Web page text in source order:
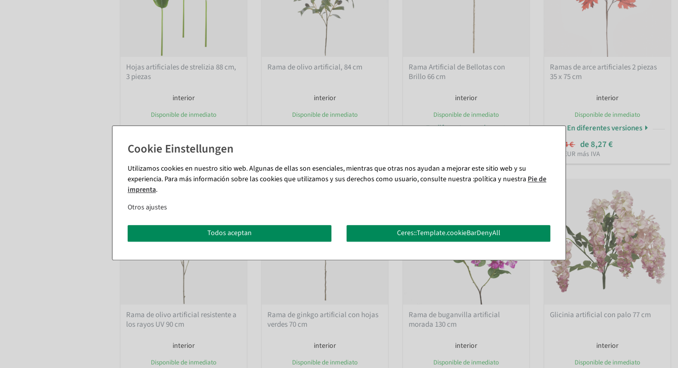
Hojas artificiales de strelizia 88 cm,
3 piezas
interior
Disponible de inmediato
9,46 €
7,95 EUR más IVA
Rama de olivo artificial, 84 cm
interior
Disponible de inmediato
Rama Artificial de Bellotas con
Brillo 66 cm
interior
Disponible de inmediato
En diferentes versiones
Ramas de arce artificiales 2 piezas
35 x 75 cm
interior
Disponible de inmediato
En diferentes versiones
11,84 € de 8,27 €
6,95 EUR más IVA
Rama de olivo artificial resistente a
los rayos UV 90 cm
interior
Disponible de inmediato
Rama de ginkgo artificial con hojas
verdes 70 cm
interior
Disponible de inmediato
Rama de buganvilla artificial
morada 130 cm
interior
Disponible de inmediato
Glicinia artificial con palo 77 cm
interior
Disponible de inmediato
Utilizamos cookies en nuestro sitio web. Algunas de ellas son esenciales, mientras que otras nos ayudan a mejorar este sitio web y su
experiencia. Para más información sobre las cookies que utilizamos y sus derechos como usuario, consulte nuestra :política y nuestra Pie de
imprenta.
Otros ajustes
Todos aceptan Ceres::Template.cookieBarDenyAll